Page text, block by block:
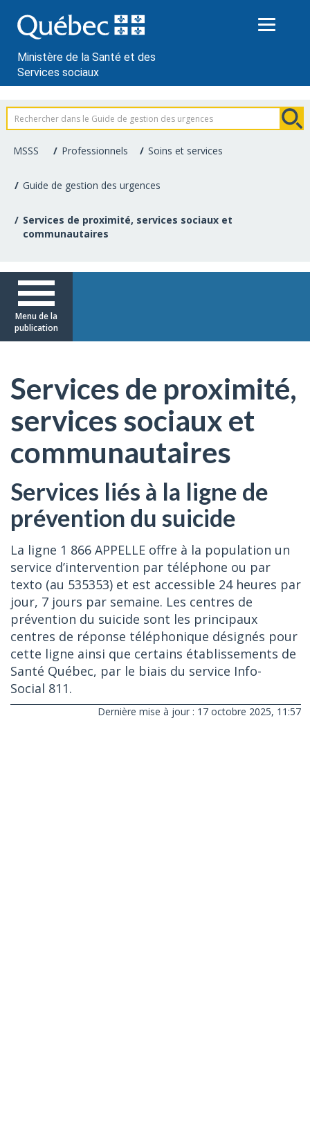
au
contenu
Ministère de la Santé et des
Services sociaux
Information
pour
les
professionnels
de
la
santé
MSSS Professionnels Soins et services
Guide de gestion des urgences
Services de proximité, services sociaux et
communautaires
Menu de la
publication
Services de proximité,
services sociaux et
communautaires
Services liés à la ligne de
prévention du suicide
La ligne 1 866 APPELLE offre à la population un
service d’intervention par téléphone ou par
texto (au 535353) et est accessible 24 heures par
jour, 7 jours par semaine. Les centres de
prévention du suicide sont les principaux
centres de réponse téléphonique désignés pour
cette ligne ainsi que certains établissements de
Santé Québec, par le biais du service Info-
Social 811.
Dernière mise à jour : 17 octobre 2025, 11:57